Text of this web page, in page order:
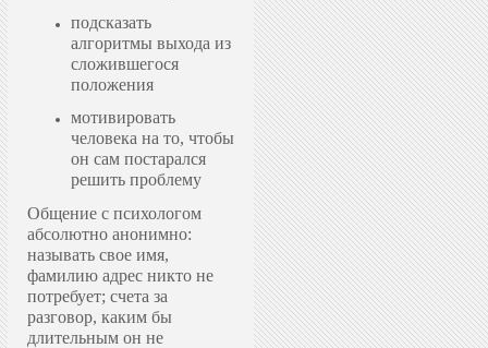
подсказать
алгоритмы выхода из
сложившегося
положения
мотивировать
человека на то, чтобы
он сам постарался
решить проблему
Общение с психологом
абсолютно анонимно:
называть свое имя,
фамилию адрес никто не
потребует; счета за
разговор, каким бы
длительным он не